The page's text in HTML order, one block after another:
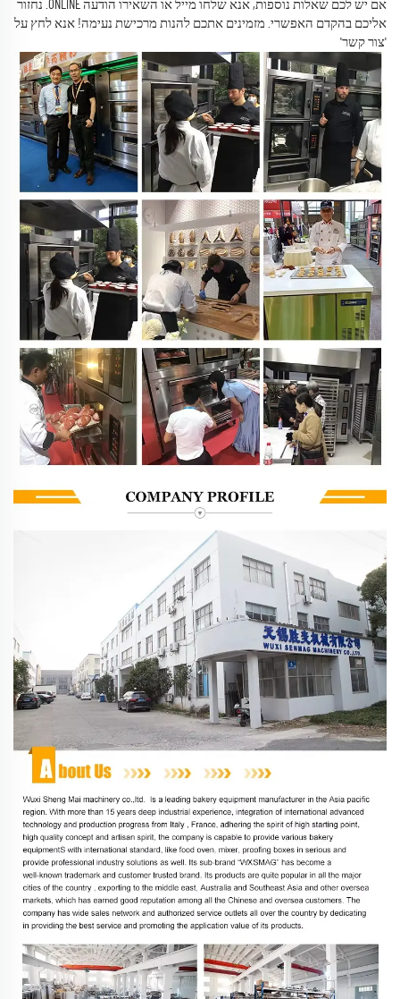
אם יש לכם שאלות נוספות, אנא שלחו מייל או השאירו הודעה ONLINE. נחזור
אליכם בהקדם האפשרי. מזמינים אתכם להנות מרכישת נעימה! אנא לחץ על
'צור קשר'